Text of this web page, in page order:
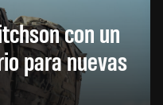
con un
para nuevas